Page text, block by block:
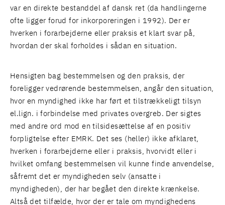
var en direkte bestanddel af dansk ret (da handlingerne
ofte ligger forud for inkorporeringen i 1992). Der er
hverken i forarbejderne eller praksis et klart svar på,
hvordan der skal forholdes i sådan en situation.
Hensigten bag bestemmelsen og den praksis, der
foreligger vedrørende bestemmelsen, angår den situation,
hvor en myndighed ikke har ført et tilstrækkeligt tilsyn
el.lign. i forbindelse med privates overgreb. Der sigtes
med andre ord mod en tilsidesættelse af en positiv
forpligtelse efter EMRK. Det ses (heller) ikke afklaret,
hverken i forarbejderne eller i praksis, hvorvidt eller i
hvilket omfang bestemmelsen vil kunne finde anvendelse,
såfremt det er myndigheden selv (ansatte i
myndigheden), der har begået den direkte krænkelse.
Altså det tilfælde, hvor der er tale om myndighedens